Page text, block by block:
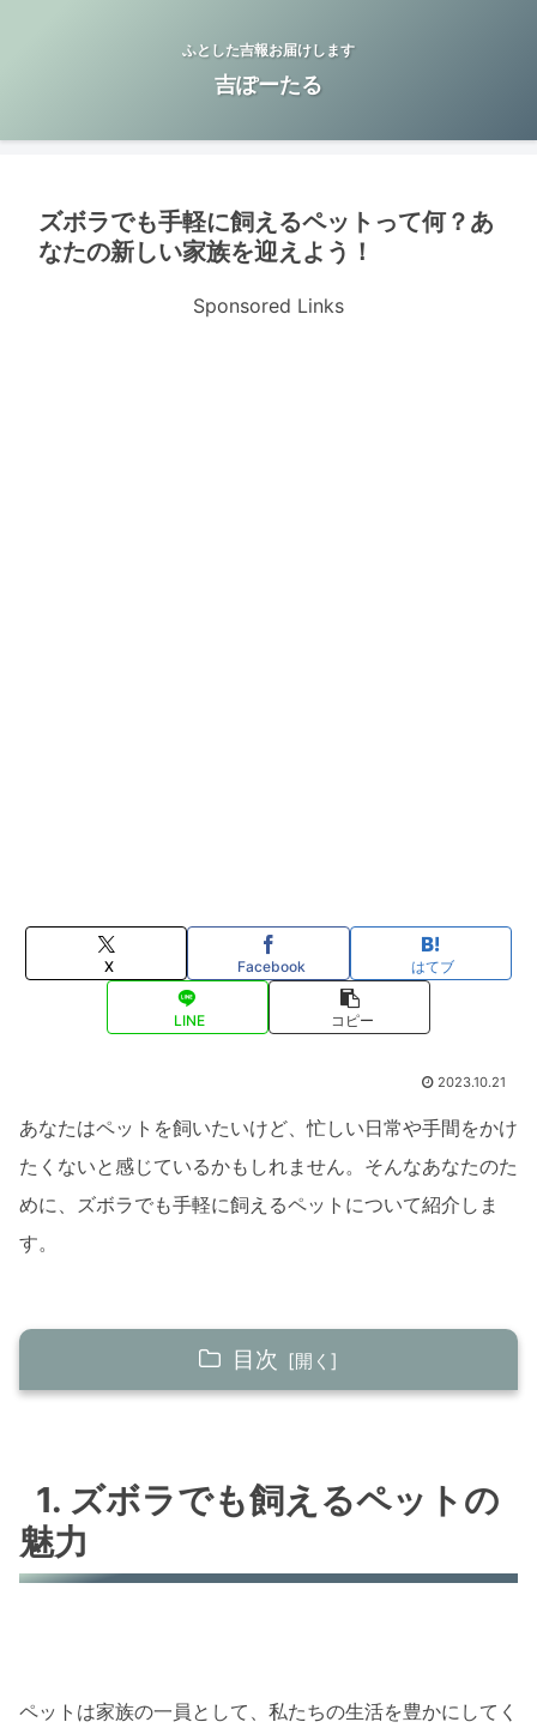
ふとした吉報お届けします
吉ぽーたる
ズボラでも手軽に飼えるペットって何？あ
なたの新しい家族を迎えよう！
Sponsored Links
X Facebook はてブ
LINE コピー
2023.10.21
あなたはペットを飼いたいけど、忙しい日常や手間をかけ
たくないと感じているかもしれません。そんなあなたのた
めに、ズボラでも手軽に飼えるペットについて紹介しま
す。
目次
1.2 忙しい日常でも安心
2. おすすめのズボラペット
3. ズボラでも飼えるペットの選び方
1. ズボラでも飼えるペットの
魅力
ペットは家族の一員として、私たちの生活を豊かにしてく